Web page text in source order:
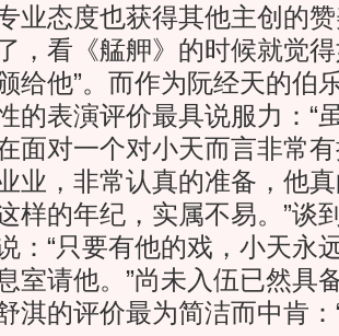
业态度也获得其他主创的
，看《艋舺》的时候就觉
给他”。而作为阮经天的伯
的表演评价最具说服力：“
面对一个对小天而言非常
业，非常认真的准备，他
样的年纪，实属不易。”谈
：“只要有他的戏，小天永
室请他。”尚未入伍已然具
淇的评价最为简洁而中肯